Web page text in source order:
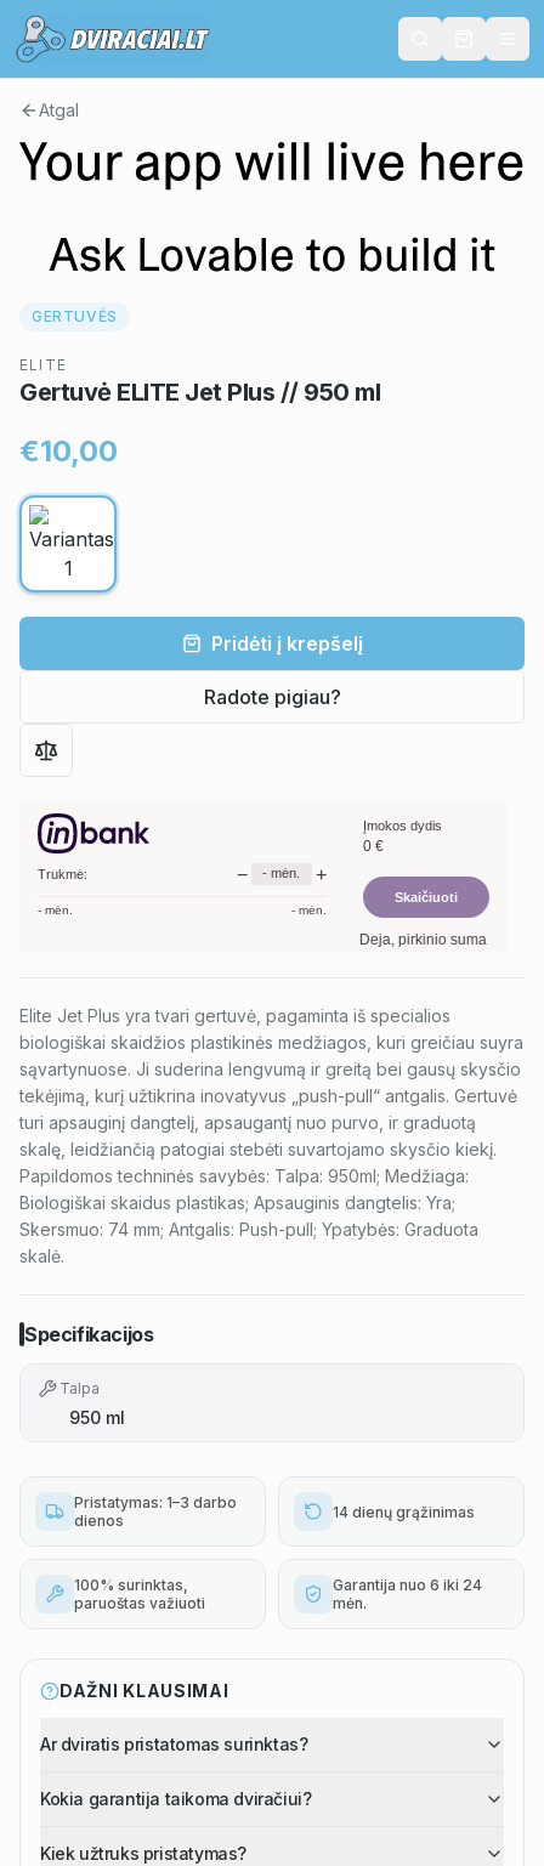
Atgal
GERTUVĖS
ELITE
Gertuvė ELITE Jet Plus // 950 ml
€10,00
Pridėti į krepšelį
Radote pigiau?
Trukmė: − - mėn. +
- mėn. -mėn.
Įmokos dydis
0 €
Skaičiuoti
Deja, pirkinio suma per
Elite Jet Plus yra tvari gertuvė, pagaminta iš specialios
biologiškai skaidžios plastikinės medžiagos, kuri greičiau suyra
sąvartynuose. Ji suderina lengvumą ir greitą bei gausų skysčio
tekėjimą, kurį užtikrina inovatyvus „push-pull“ antgalis. Gertuvė
turi apsauginį dangtelį, apsaugantį nuo purvo, ir graduotą
skalę, leidžiančią patogiai stebėti suvartojamo skysčio kiekį.
Papildomos techninės savybės: Talpa: 950ml; Medžiaga:
Biologiškai skaidus plastikas; Apsauginis dangtelis: Yra;
Skersmuo: 74 mm; Antgalis: Push-pull; Ypatybės: Graduota
skalė.
Specifikacijos
Talpa
950 ml
Pristatymas: 1–3 darbo
dienos
14 dienų grąžinimas
100% surinktas,
paruoštas važiuoti
Garantija nuo 6 iki 24
mėn.
DAŽNI KLAUSIMAI
Ar dviratis pristatomas surinktas?
Kokia garantija taikoma dviračiui?
Kiek užtruks pristatymas?